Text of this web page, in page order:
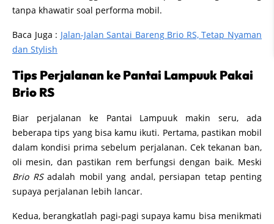
tanpa khawatir soal performa mobil.
Baca Juga : Jalan-Jalan Santai Bareng Brio RS, Tetap Nyaman
dan Stylish
Tips Perjalanan ke Pantai Lampuuk Pakai
Brio RS
Biar perjalanan ke Pantai Lampuuk makin seru, ada
beberapa tips yang bisa kamu ikuti. Pertama, pastikan mobil
dalam kondisi prima sebelum perjalanan. Cek tekanan ban,
oli mesin, dan pastikan rem berfungsi dengan baik. Meski
Brio RSadalah mobil yang andal, persiapan tetap penting
supaya perjalanan lebih lancar.
Kedua, berangkatlah pagi-pagi supaya kamu bisa menikmati